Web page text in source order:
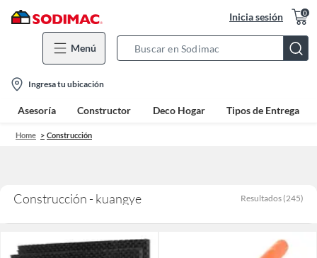
Inicia sesión 0
Menú
Bar
location-
icon
Ingresa tu ubicación
Asesoría Constructor Deco Hogar Tipos de Entrega
Home Construcción
Construcción - kuangye Resultados (245)